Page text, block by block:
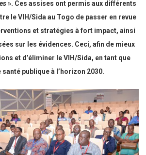
». Ces assises ont permis aux différents
le VIH/Sida au Togo de passer en revue
et stratégies à fort impact, ainsi
sur les évidences. Ceci, afin de mieux
et d’éliminer le VIH/Sida, en tant que
publique à l’horizon 2030.